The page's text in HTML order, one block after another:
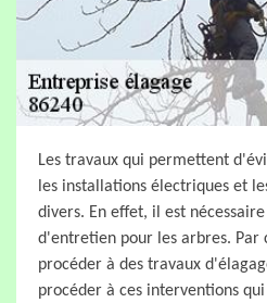
Les travaux qui permettent
les installations électriques et
divers. En effet, il est
d'entretien pour les arbres. Par
procéder à des travaux
procéder à ces interventions